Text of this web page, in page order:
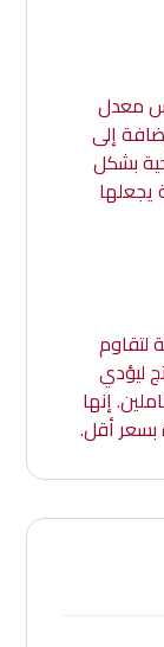
معدل
إلى
بشكل
يجعلها
لتقاوم
ليؤدي
إنها
بسعر أقل.